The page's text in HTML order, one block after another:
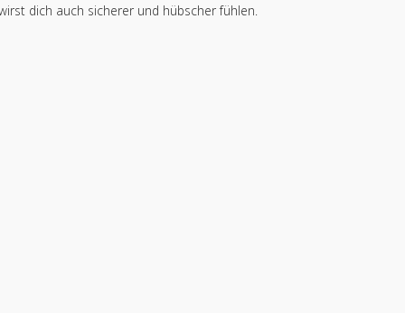
dich auch sicherer und hübscher fühlen.